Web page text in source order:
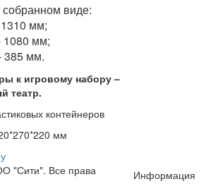
виде:
мм;
мм;
385 мм.
к игровому набору –
театр.
контейнеров
мм
Информация
"Сити". Все права